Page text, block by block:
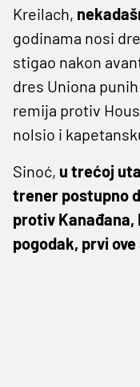
Kreilach,
godinama nosi
stigao nakon
dres Uniona
remija protiv
nolsio i
Sinoć, u trećoj
trener postupno
protiv Kanađana,
pogodak, prvi ove